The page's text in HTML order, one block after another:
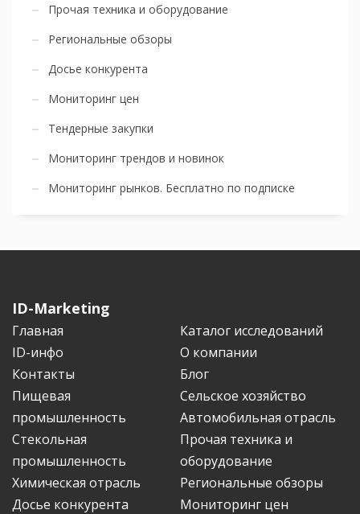
Прочая техника и оборудование
Региональные обзоры
Досье конкурента
Мониторинг цен
Тендерные закупки
Мониторинг трендов и новинок
Мониторинг рынков. Бесплатно по подписке
ID-Marketing
Главная
Каталог исследований
ID-инфо
О компании
Контакты
Блог
Пищевая
промышленность
Сельское хозяйство
Автомобильная отрасль
Стекольная
промышленность
Прочая техника и
оборудование
Химическая отрасль
Региональные обзоры
Досье конкурента
Мониторинг цен